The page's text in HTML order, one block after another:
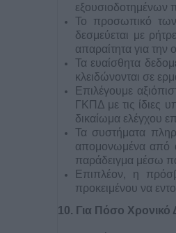
εξουσιοδοτημένων
Το προσωπικό των
δεσμεύεται με
απαραίτητα για
Τα ευαίσθητα
κλειδώνονται σε
Επιλέγουμε
ΓΚΠΔ με τις ίδιες
δικαίωμα ελέγχου
Τα συστήματα
απομονωμένα από
παράδειγμα μέσω
Επιπλέον, η
προκειμένου να
10. Για Πόσο